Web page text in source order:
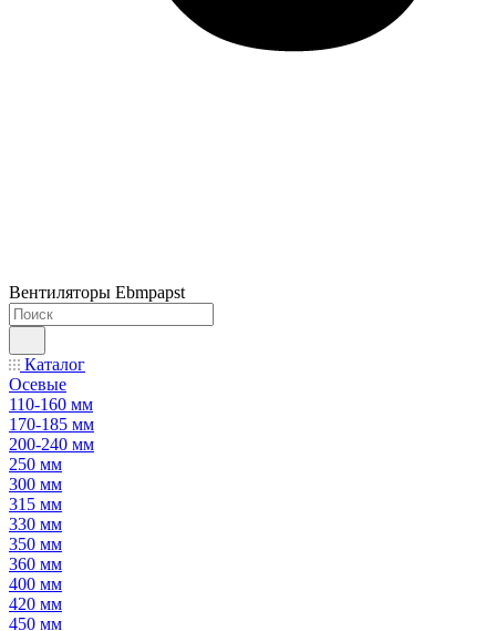
Вентиляторы Ebmpapst
Каталог
Осевые
110-160 мм
170-185 мм
200-240 мм
250 мм
300 мм
315 мм
330 мм
350 мм
360 мм
400 мм
420 мм
450 мм